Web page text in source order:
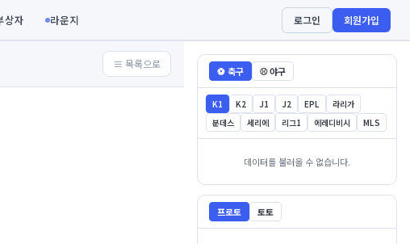
상자 라운지 로그인 회원가입
≡ 목록으로
⚽ 축구 ⚾ 야구
K1 K2 J1 J2 EPL
라리가
분데스
세리에 리그1 에레디비시 MLS
데이터를 불러올 수 없습니다.
프로토 토토